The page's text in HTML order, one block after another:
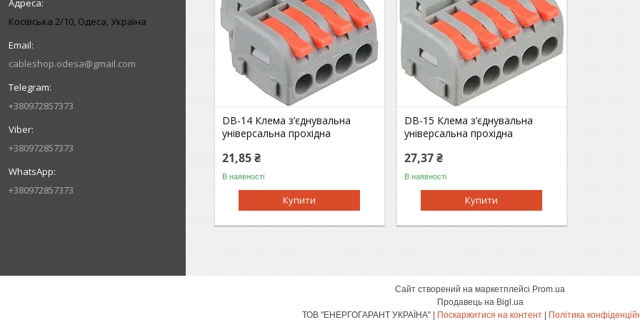
Косівська 2/10, Одеса, Україна
cableshop.odesa@gmail.com
+380972857373
+380972857373
+380972857373
DB-14 Клема з’єднувальна
універсальна прохідна
21,85 ₴
В наявності
Купити
DB-15 Клема з’єднувальна
універсальна прохідна
27,37 ₴
В наявності
Купити
Сайт створений на маркетплейсі Prom.ua
Продавець на Bigl.ua
Поскаржитися на контент Політика